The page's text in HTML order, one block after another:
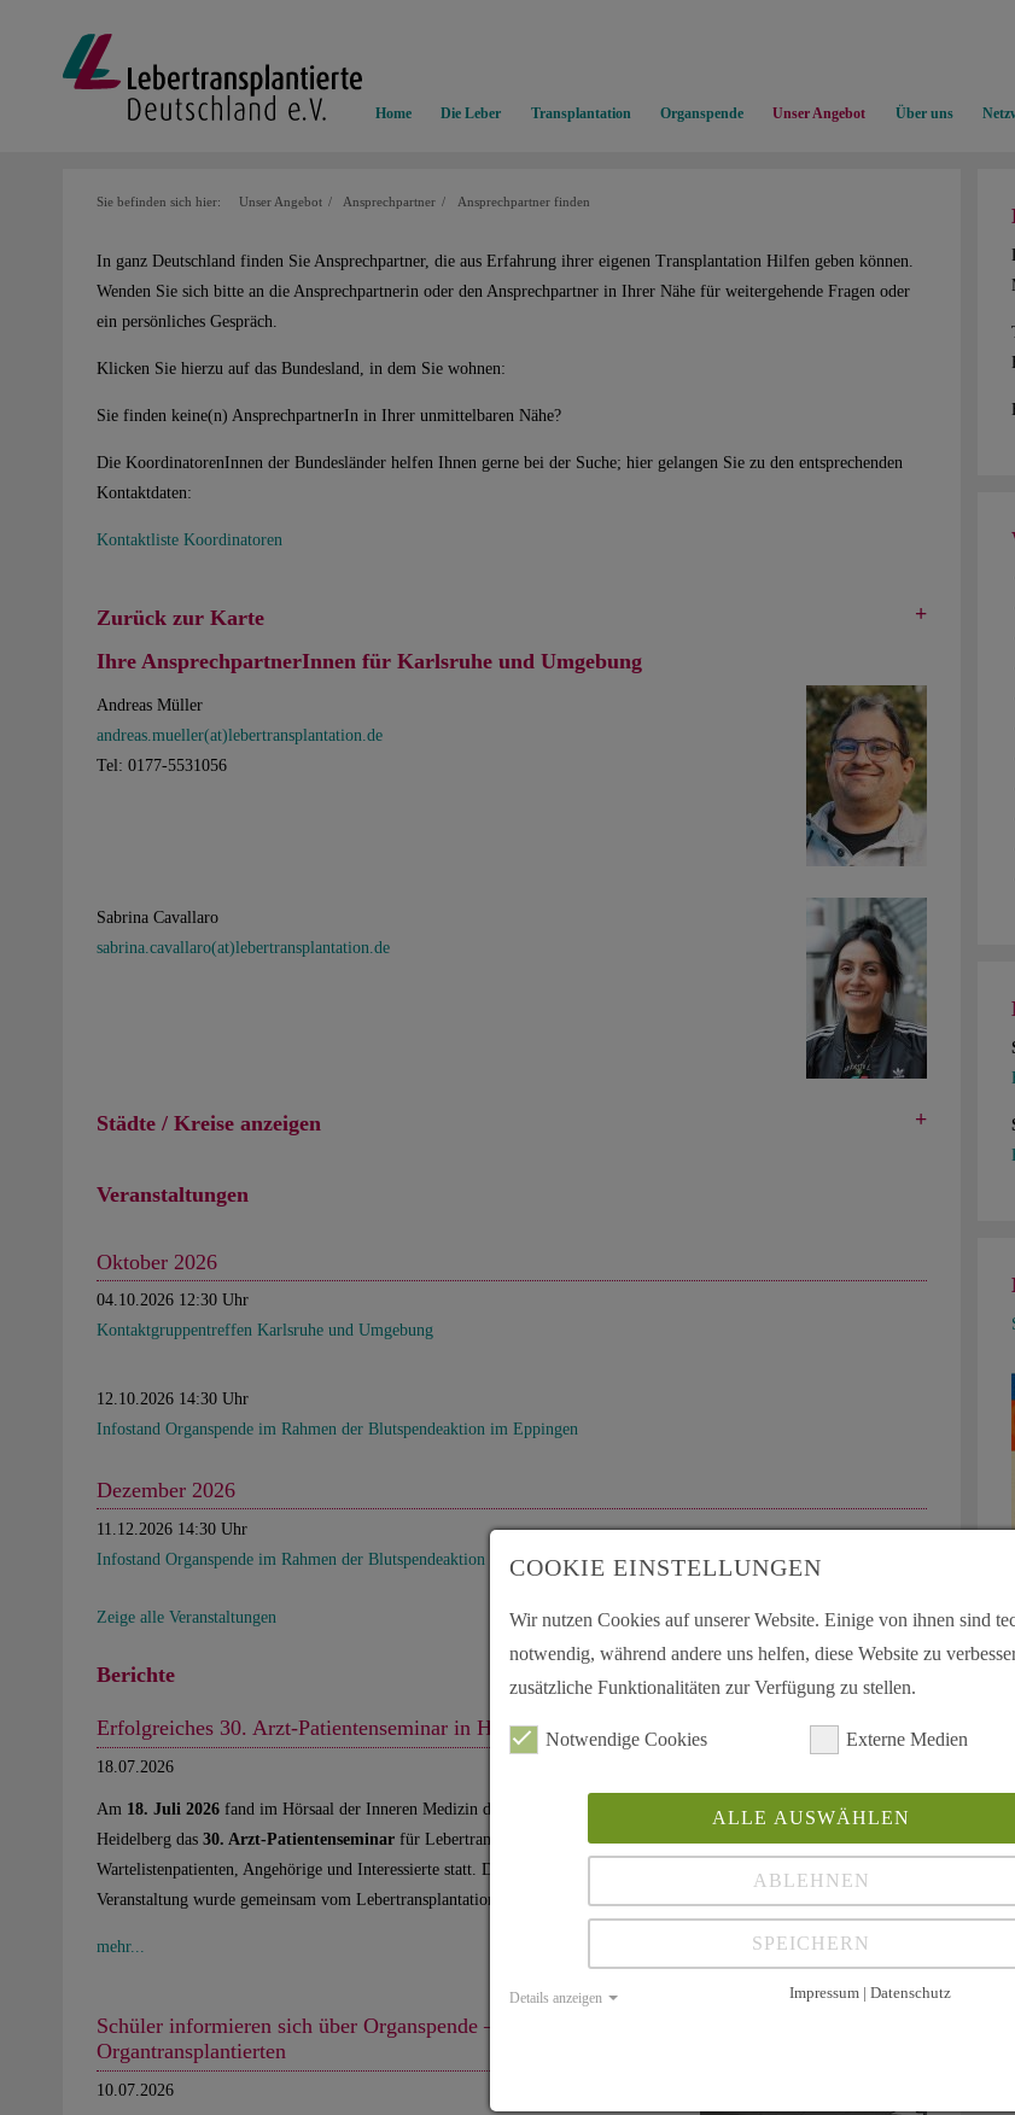
Home Die Leber Transplantation Organspende Unser Angebot Über uns
Sie befinden sich hier: Unser Angebot Ansprechpartner Ansprechpartner finden
In ganz Deutschland finden Sie Ansprechpartner, die aus Erfahrung ihrer eigenen Transplantation Hilfen geben können.
Wenden Sie sich bitte an die Ansprechpartnerin oder den Ansprechpartner in Ihrer Nähe für weitergehende Fragen oder
ein persönliches Gespräch.
Klicken Sie hierzu auf das Bundesland, in dem Sie wohnen:
Sie finden keine(n) AnsprechpartnerIn in Ihrer unmittelbaren Nähe?
Die KoordinatorenInnen der Bundesländer helfen Ihnen gerne bei der Suche; hier gelangen Sie zu den entsprechenden
Kontaktdaten:
Kontaktliste Koordinatoren
Zurück zur Karte
Ihre AnsprechpartnerInnen für Karlsruhe und Umgebung
Andreas Müller
andreas.mueller(at)lebertransplantation.de
Tel: 0177-5531056
Sabrina Cavallaro
sabrina.cavallaro(at)lebertransplantation.de
Städte / Kreise anzeigen
Veranstaltungen
Oktober 2026
04.10.2026 12:30 Uhr
Kontaktgruppentreffen Karlsruhe und Umgebung
12.10.2026 14:30 Uhr
Infostand Organspende im Rahmen der Blutspendeaktion im Eppingen
Dezember 2026
11.12.2026 14:30 Uhr
Infostand Organspende im Rahmen der Blutspendeaktion im Eppingen
Zeige alle Veranstaltungen
Berichte
Erfolgreiches 30. Arzt-Patientenseminar in Heidelberg
18.07.2026
Am 18. Juli 2026 fand im Hörsaal der Inneren Medizin des Universitätsklinikums
Heidelberg das 30. Arzt-Patientenseminar für Lebertransplantierte,
Wartelistenpatienten, Angehörige und Interessierte statt. Die traditionsreiche
Veranstaltung wurde gemeinsam vom Lebertransplantationszentrum des…
mehr...
Schüler informieren sich über Organspende – Persönlicher Austausch mit
Organtransplantierten
10.07.2026
COOKIE EINSTELLUNGEN
Wir nutzen Cookies auf unserer Website. Einige von ihnen sind
notwendig, während andere uns helfen, diese Website zu
zusätzliche Funktionalitäten zur Verfügung zu stellen.
Notwendige Cookies Externe Medien
ALLE AUSWÄHLEN
ABLEHNEN
SPEICHERN
Details anzeigen Impressum | Datenschutz